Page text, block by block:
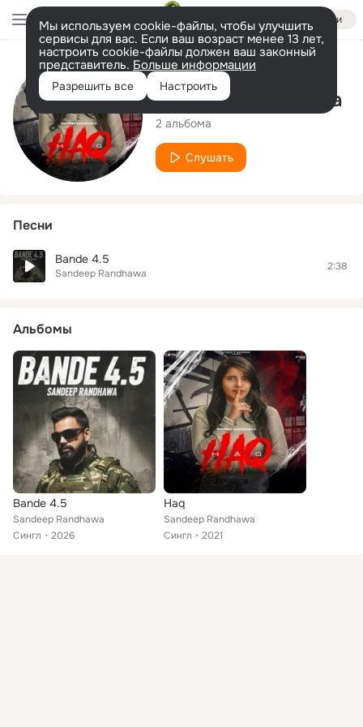
Войти
Мы используем cookie-файлы, чтобы улучшить
сервисы для вас. Если ваш возраст менее 13 лет,
настроить cookie-файлы должен ваш законный
представитель. Больше информации
Разрешить все Настроить
Исполнитель
Sandeep Randhawa
2 альбома
Слушать
Песни
Bande 4.5
Sandeep Randhawa
2:38
Альбомы
Bande 4.5
Sandeep Randhawa
Сингл
2026
Haq
Sandeep Randhawa
Сингл
2021